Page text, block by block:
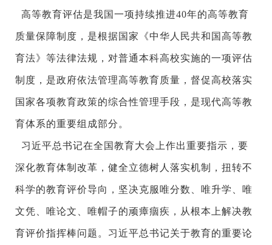
高等教育评估是我国一项持续推进40年的高等教育
质量保障制度，是根据国家《中华人民共和国高等教
育法》等法律法规，对普通本科高校实施的一项评估
制度，是政府依法管理高等教育质量，督促高校落实
国家各项教育政策的综合性管理手段，是现代高等教
育体系的重要组成部分。
习近平总书记在全国教育大会上作出重要指示，要
深化教育体制改革，健全立德树人落实机制，扭转不
科学的教育评价导向，坚决克服唯分数、唯升学、唯
文凭、唯论文、唯帽子的顽瘴痼疾，从根本上解决教
育评价指挥棒问题。习近平总书记关于教育的重要论